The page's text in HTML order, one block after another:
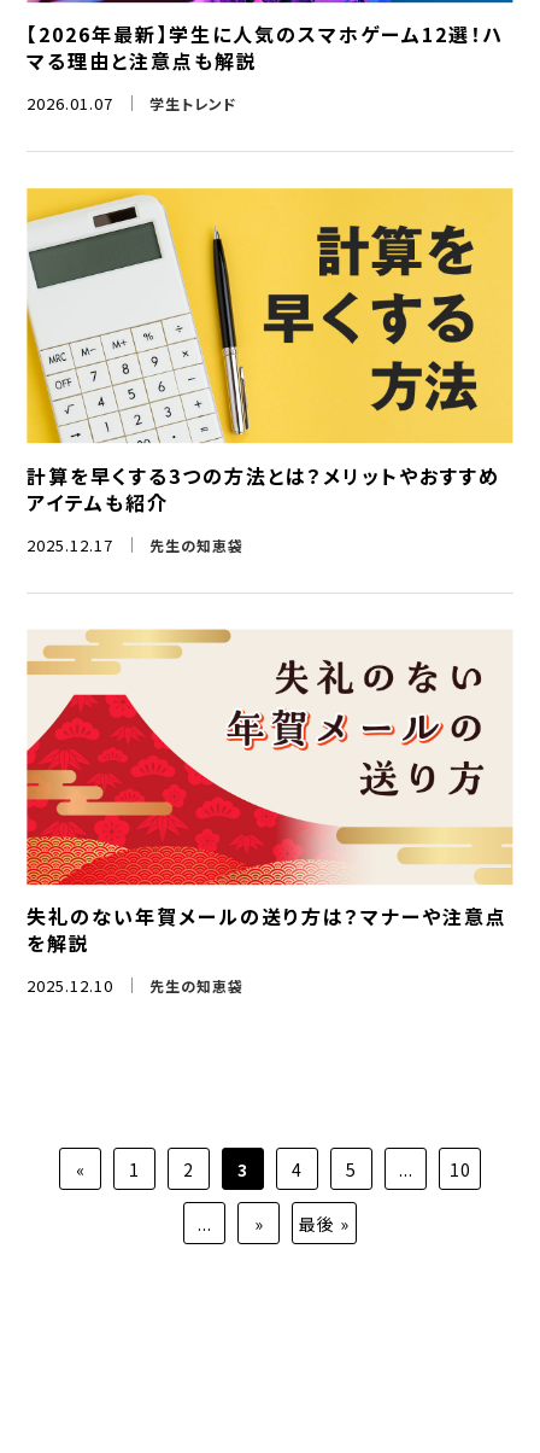
【2026年最新】学生に人気のスマホゲーム12選！ハ
マる理由と注意点も解説
2026.01.07 学生トレンド
計算を早くする3つの方法とは？メリットやおすすめ
アイテムも紹介
2025.12.17 先生の知恵袋
失礼のない年賀メールの送り方は？マナーや注意点
を解説
2025.12.10 先生の知恵袋
« 1 2 3 4 5 ... 10
... » 最後 »